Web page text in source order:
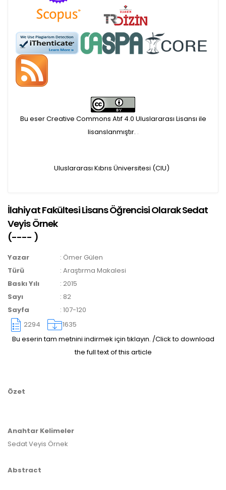
Scimago's grade
APC ödemesi
Öndenetimden geçen
makaleler için, 100 Avro
Makale İşletim Ücreti (APC)
makaleler için yazarlara
iletilmektedir.
APC bilgi mesajı
yazarlara geri iade
yapılmamaktadır.
Makale Takip Sistemi
sonraki öndenetim,
Alan Editörü değerlendirmesi
ve hakem süreçleri,
gerçekleştirilmektedir.
Bu eser Creative Commons Atıf 4.0 Uluslararası Lisansı ile
lisanslanmıştır. .
Uluslararası Kıbrıs Üniversitesi (CIU)
İlahiyat Fakültesi Lisans Öğrencisi Olarak Sedat
Veyis Örnek
(---- )
Yazar : Ömer Gülen
Türü
: Araştırma Makalesi
Baskı Yılı
: 2015
Sayı
: 82
Sayfa
: 107-120
2294
1635
Bu eserin tam metnini indirmek için tıklayın. /Click to download
the full text of this article
Özet
Anahtar Kelimeler
Sedat Veyis Örnek
Abstract